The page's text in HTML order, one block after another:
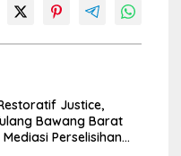
Justice,
Bawang Barat
Perselisihan